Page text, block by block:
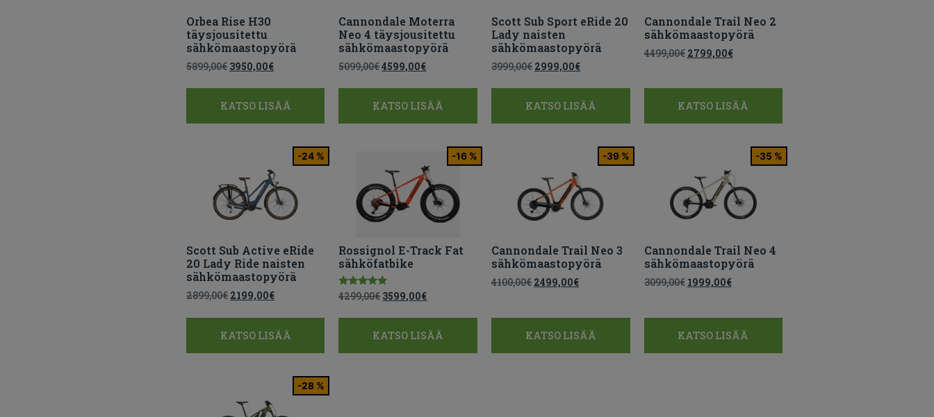
Orbea Rise H30
täysjousitettu
sähkömaastopyörä
5899,00€ 3950,00€
KATSO LISÄÄ
Cannondale Moterra
Neo 4 täysjousitettu
sähkömaastopyörä
5099,00€4599,00€
KATSO LISÄÄ
Scott Sub Sport eRide 20
Lady naisten
sähkömaastopyörä
3999,00€ 2999,00€
KATSO LISÄÄ
Cannondale Trail Neo 2
sähkömaastopyörä
4499,00€ 2799,00€
KATSO LISÄÄ
-24 %
Scott Sub Active eRide
20 Lady Ride naisten
sähkömaastopyörä
2899,00€ 2199,00€
KATSO LISÄÄ
-16 %
Rossignol E-Track Fat
sähköfatbike
Arvostelu
tuotteesta:
/ 5
4299,00€3599,00€
KATSO LISÄÄ
-39 %
Cannondale Trail Neo 3
sähkömaastopyörä
4100,00€ 2499,00€
KATSO LISÄÄ
-35 %
Cannondale Trail Neo 4
sähkömaastopyörä
3099,00€ 1999,00€
KATSO LISÄÄ
-28 %